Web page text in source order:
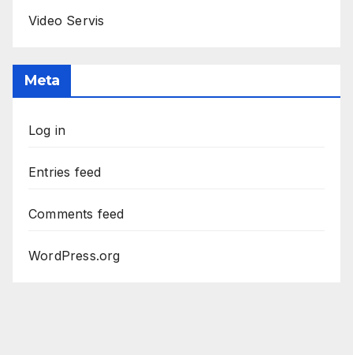
Video Servis
Meta
Log in
Entries feed
Comments feed
WordPress.org